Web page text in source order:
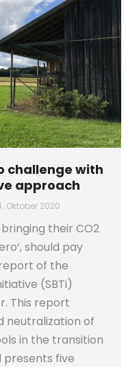
challenge with
approach
Oktober 2020
their CO2
should pay
of the
(SBTi)
This report
neutralization of
in the transition
presents five